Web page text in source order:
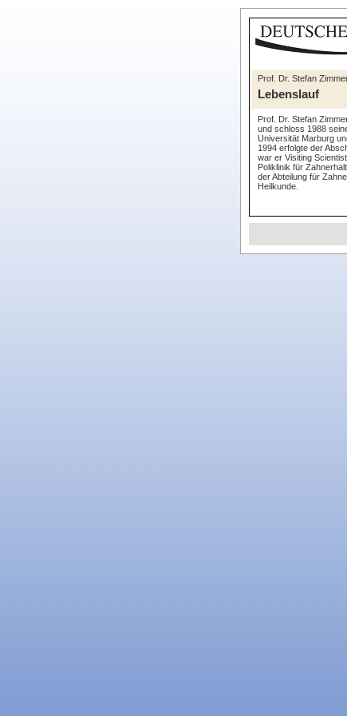
Prof. Dr. Stefan
Lebenslauf
Prof. Dr. Stefan
und schloss 1988
Universität Marburg
1994 erfolgte der
war er Visiting
Poliklinik für
der Abteilung für
Heilkunde.